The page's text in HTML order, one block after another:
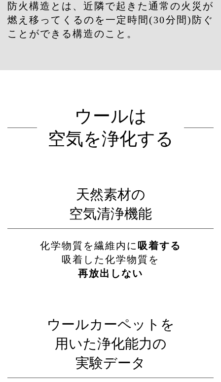
防火構造とは、近隣で起きた通常の火災が
燃え移ってくるのを一定時間(30分間)防ぐ
ことができる構造のこと。
ウールは
空気を浄化する
天然素材の
空気清浄機能
化学物質を繊維内に 吸着する
吸着した化学物質を
再放出しない
ウールカーペットを
用いた浄化能力の
実験データ